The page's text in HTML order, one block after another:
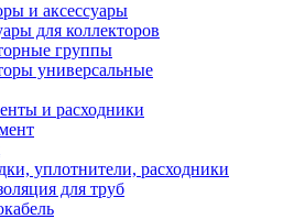
и аксессуары
для коллекторов
группы
универсальные
и расходники
уплотнители, расходники
для труб